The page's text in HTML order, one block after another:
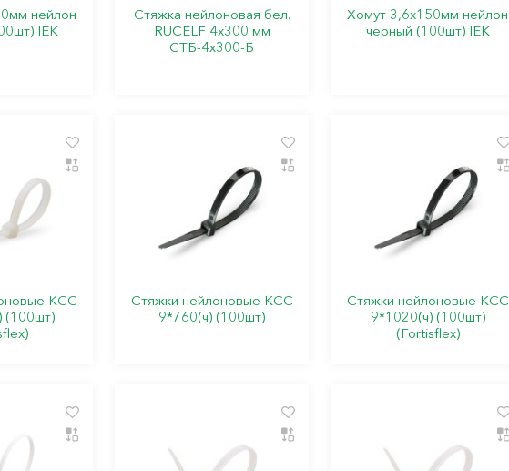
нейлон
IEK
Стяжка нейлоновая бел.
RUCELF 4х300 мм
СТБ-4х300-Б
Хомут 3,6х150мм нейлон
черный (100шт) IEK
КСС
(100шт)
Стяжки нейлоновые КСС
9*760(ч) (100шт)
Стяжки нейлоновые КСС
9*1020(ч) (100шт)
(Fortisflex)